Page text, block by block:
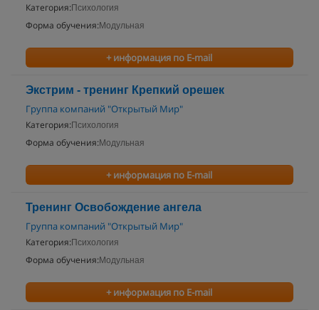
Категория: Психология
Форма обучения: Модульная
+ информация по E-mail
Экстрим - тренинг Крепкий орешек
Группа компаний "Открытый Мир"
Категория: Психология
Форма обучения: Модульная
+ информация по E-mail
Тренинг Освобождение ангела
Группа компаний "Открытый Мир"
Категория: Психология
Форма обучения: Модульная
+ информация по E-mail